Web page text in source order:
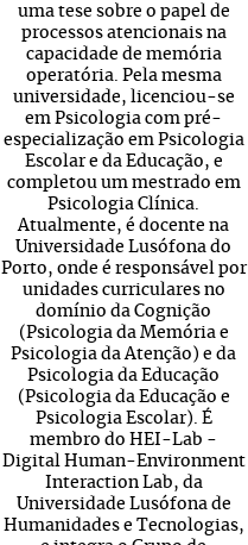
uma tese sobre o papel de
processos atencionais na
capacidade de memória
operatória. Pela mesma
universidade, licenciou-se
em Psicologia com pré-
especialização em Psicologia
Escolar e da Educação, e
completou um mestrado em
Psicologia Clínica.
Atualmente, é docente na
Universidade Lusófona do
Porto, onde é responsável por
unidades curriculares no
domínio da Cognição
(Psicologia da Memória e
Psicologia da Atenção) e da
Psicologia da Educação
(Psicologia da Educação e
Psicologia Escolar). É
membro do HEI-Lab -
Digital Human-Environment
Interaction Lab, da
Universidade Lusófona de
Humanidades e Tecnologias,